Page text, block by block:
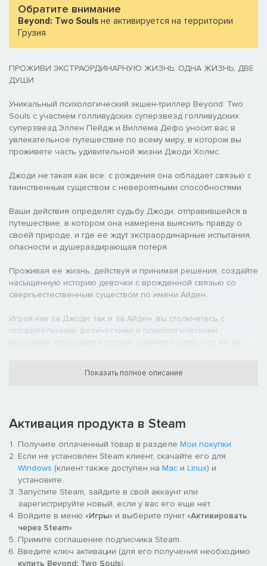
Обратите внимание
Beyond: Two Souls не активируется на территории
Грузия
ПРОЖИВИ ЭКСТРАОРДИНАРНУЮ ЖИЗНЬ: ОДНА ЖИЗНЬ, ДВЕ
ДУШИ
Уникальный психологический экшен-триллер Beyond: Two
Souls с участием голливудских суперзвезд голливудских
суперзвезд Эллен Пейдж и Виллема Дефо уносит вас в
увлекательное путешествие по всему миру, в котором вы
проживете часть удивительной жизни Джоди Холмс.
Джоди не такая как все: с рождения она обладает связью с
таинственным существом с невероятными способностями.
Ваши действия определят судьбу Джоди, отправившейся в
путешествие, в котором она намерена выяснить правду о
своей природе, и где ее ждут экстраординарные испытания,
опасности и душераздирающая потеря.
Проживая ее жизнь, действуя и принимая решения, создайте
насыщенную историю девочки с врожденной связью со
сверхъестественным существом по имени Айден.
Играя как за Джоди, так и за Айден, вы столкнетесь с
поразительными физическими и психологическими
ПРОВЕРЬТЕ СВОИ НАВЫКИ В DLC «РАСШИРЕННЫЕ
двух режимах сложности, а также в режимах для одного или
ПРОХОДИТЕ ИГРУ ТАК, КАК ВАМ ЗАХОЧЕТСЯ
В кинематографическом или хронологическом порядке?
Выберите способ прохождения и даже играйте в режиме
локального кооператива с использованием отдельного
контроллера для каждого игрока: одного – для игры за
Джоди, другого – для игры за Айден. Играйте так, как вам
хочется.
ПОЛНОСТЬЮ ОПТИМИЗИРОВАНО ДЛЯ ПК
Показать полное описание
Активация продукта в Steam
Получите оплаченный товар в разделе Мои покупки.
Если не установлен Steam клиент, скачайте его для
Windows (клиент также доступен на Mac и Linux) и
установите.
Запустите Steam, зайдите в свой аккаунт или
зарегистрируйте новый, если у вас его еще нет.
Войдите в меню «Игры» и выберите пункт «Активировать
через Steam».
Примите соглашение подписчика Steam.
Введите ключ активации (для его получения необходимо
купить Beyond: Two Souls).